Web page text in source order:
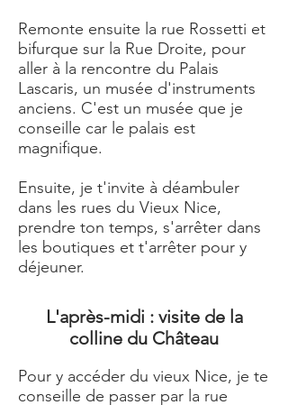
Remonte ensuite la rue Rossetti et
bifurque sur la Rue Droite, pour
aller à la rencontre du Palais
Lascaris, un musée d'instruments
anciens. C'est un musée que je
conseille car le palais est
magnifique.
Ensuite, je t'invite à déambuler
dans les rues du Vieux Nice,
prendre ton temps, s'arrêter dans
les boutiques et t'arrêter pour y
déjeuner.
L'après-midi : visite de la
colline du Château
Pour y accéder du vieux Nice, je te
conseille de passer par la rue